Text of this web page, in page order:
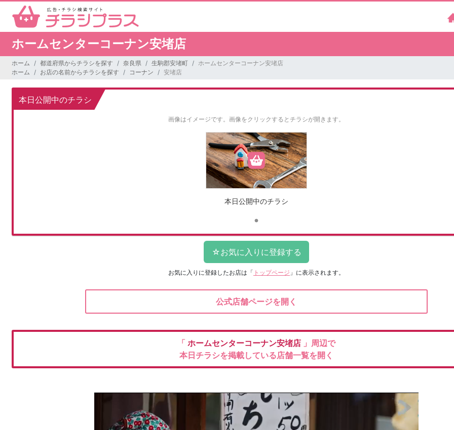
ホームセンターコーナン安堵店
ホーム 都道府県からチラシを探す 奈良県 生駒郡安堵町
ホームセンターコーナン安堵店
ホーム
お店の名前からチラシを探す コーナン 安堵店
本日公開中のチラシ
画像はイメージです。 画像をクリックするとチラシが開きます。
本日公開中のチラシ
お気に入りに登録したお店は 「 トップページ 」に表示されます。
公式店舗ページを開く
「 ホームセンターコーナン安堵店 」周辺で
本日チラシを掲載している店舗一覧を開く